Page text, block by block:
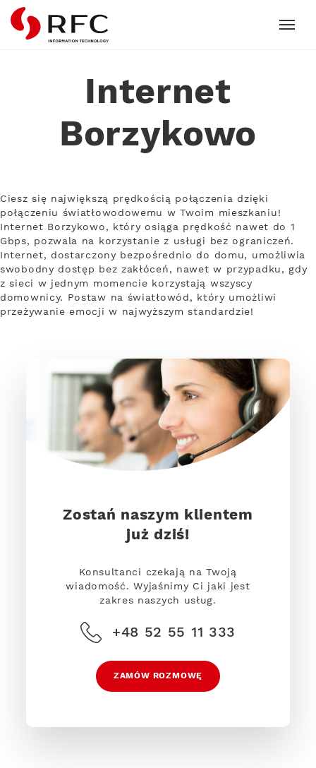
RFC
Internet
Borzykowo
Ciesz się największą prędkością połączenia dzięki
połączeniu światłowodowemu w Twoim mieszkaniu!
Internet Borzykowo, który osiąga prędkość nawet do 1
Gbps, pozwala na korzystanie z usługi bez ograniczeń.
Internet, dostarczony bezpośrednio do domu, umożliwia
swobodny dostęp bez zakłóceń, nawet w przypadku, gdy
z sieci w jednym momencie korzystają wszyscy
domownicy. Postaw na światłowód, który umożliwi
przeżywanie emocji w najwyższym standardzie!
Zostań naszym klientem
już dziś!
Konsultanci czekają na Twoją
wiadomość. Wyjaśnimy Ci jaki jest
zakres naszych usług.
+48 52 55 11 333
ZAMÓW ROZMOWĘ